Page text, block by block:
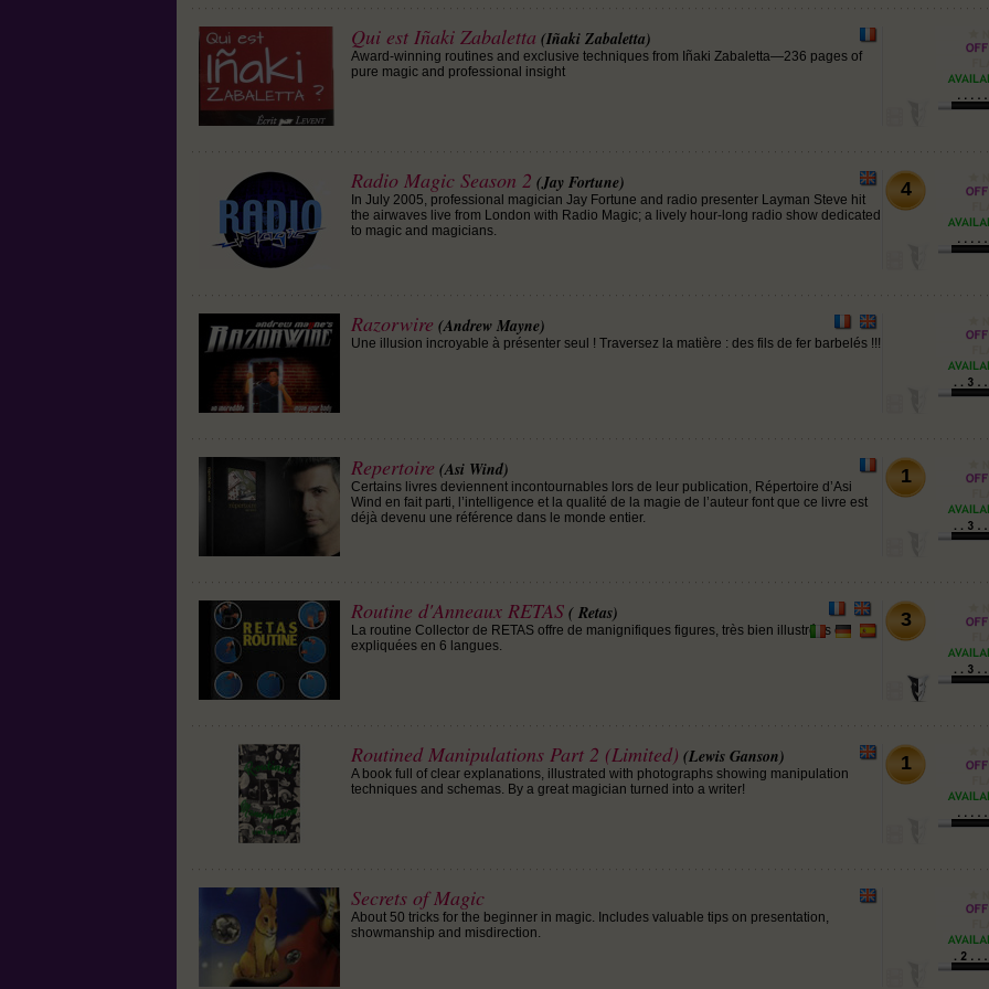
Qui est Iñaki Zabaletta (Iñaki Zabaletta)
Award-winning routines and exclusive techniques from Iñaki Zabaletta—236 pages of
pure magic and professional insight
Radio Magic Season 2 (Jay Fortune)
In July 2005, professional magician Jay Fortune and radio presenter Layman Steve hit
the airwaves live from London with Radio Magic; a lively hour-long radio show dedicated
to magic and magicians.
4
Razorwire (Andrew Mayne)
Une illusion incroyable à présenter seul ! Traversez la matière : des fils de fer barbelés !!!
Repertoire (Asi Wind)
Certains livres deviennent incontournables lors de leur publication, Répertoire d’Asi
Wind en fait parti, l’intelligence et la qualité de la magie de l’auteur font que ce livre est
déjà devenu une référence dans le monde entier.
1
Routine d'Anneaux RETAS ( Retas)
La routine Collector de RETAS offre de manignifiques figures, très bien illustrées et
expliquées en 6 langues.
3
Routined Manipulations Part 2 (Limited) (Lewis Ganson)
A book full of clear explanations, illustrated with photographs showing manipulation
techniques and schemas. By a great magician turned into a writer!
1
Secrets of Magic
About 50 tricks for the beginner in magic. Includes valuable tips on presentation,
showmanship and misdirection.